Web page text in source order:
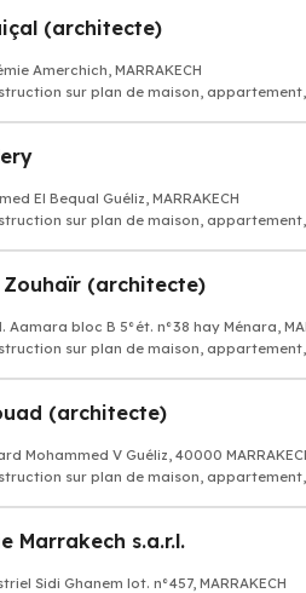
(architecte)
Amerchich, MARRAKECH
sur plan de maison,
El Bequal Guéliz, MARRAKECH
sur plan de maison,
Zouhaïr (architecte)
bloc B 5°ét. n°38 hay Ménara,
sur plan de maison,
(architecte)
Mohammed V Guéliz, 40000
sur plan de maison,
Marrakech s.a.r.l.
Sidi Ghanem lot. n°457, MARRAKECH